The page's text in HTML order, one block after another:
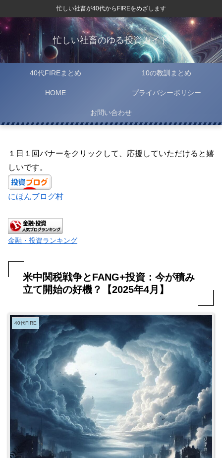
忙しい社畜が40代からFIREをめざします
忙しい社畜のゆる投資ガイド
40代FIREまとめ 10の教訓まとめ
HOME プライバシーポリシー
お問い合わせ
１日１回バナーをクリックして、応援していただけると嬉
しいです。
にほんブログ村
金融・投資ランキング
米中関税戦争とFANG+投資：今が積み
立て開始の好機？【2025年4月】
40代FIRE